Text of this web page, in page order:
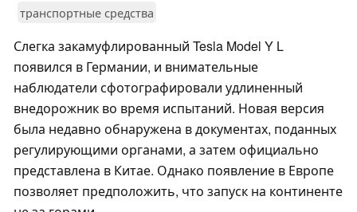
транспортные средства
Слегка закамуфлированный Tesla Model Y L
появился в Германии, и внимательные
наблюдатели сфотографировали удлиненный
внедорожник во время испытаний. Новая версия
была недавно обнаружена в документах, поданных
регулирующими органами, а затем официально
представлена в Китае. Однако появление в Европе
позволяет предположить, что запуск на континенте